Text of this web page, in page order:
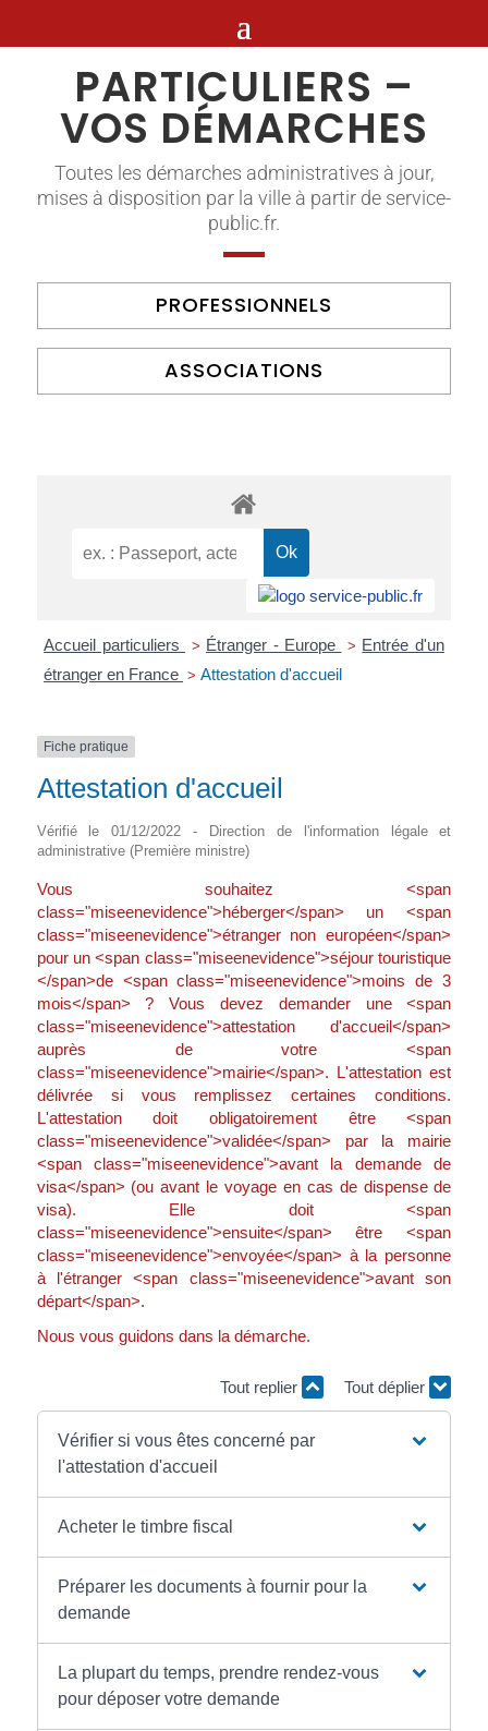
PARTICULIERS –
VOS DÉMARCHES
Toutes les démarches administratives à jour,
mises à disposition par la ville à partir de service-
public.fr.
PROFESSIONNELS
ASSOCIATIONS
Accueil particuliers > Étranger - Europe > Entrée d'un
étranger en France > Attestation d'accueil
Fiche pratique
Attestation d'accueil
Vérifié le 01/12/2022 - Direction de l'information légale et
administrative (Première ministre)
Vous souhaitez <span
class="miseenevidence">héberger</span> un <span
class="miseenevidence">étranger non européen</span>
pour un <span class="miseenevidence">séjour touristique
</span>de <span class="miseenevidence">moins de 3
mois</span> ? Vous devez demander une <span
class="miseenevidence">attestation d'accueil</span>
auprès de votre <span
class="miseenevidence">mairie</span>. L'attestation est
délivrée si vous remplissez certaines conditions.
L'attestation doit obligatoirement être <span
class="miseenevidence">validée</span> par la mairie
<span class="miseenevidence">avant la demande de
visa</span> (ou avant le voyage en cas de dispense de
visa). Elle doit <span
class="miseenevidence">ensuite</span> être <span
class="miseenevidence">envoyée</span> à la personne
à l'étranger <span class="miseenevidence">avant son
départ</span>.
Nous vous guidons dans la démarche.
Tout replier Tout déplier
Vérifier si vous êtes concerné par
l'attestation d'accueil
Acheter le timbre fiscal
Préparer les documents à fournir pour la
demande
La plupart du temps, prendre rendez-vous
pour déposer votre demande